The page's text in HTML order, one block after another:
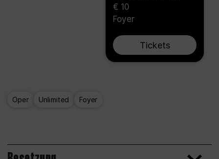
€ 10
Foyer
Tickets
Oper Unlimited Foyer